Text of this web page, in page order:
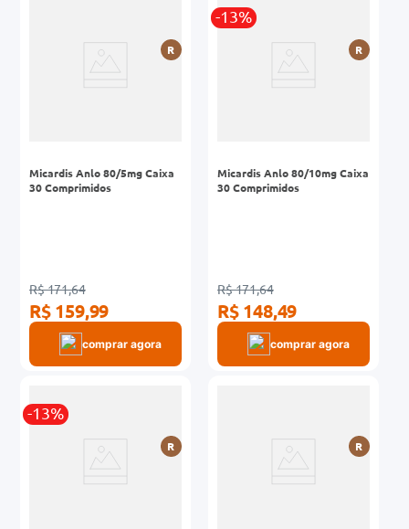
R
Micardis Anlo 80/5mg Caixa
30 Comprimidos
R$ 171,64
R$ 159,99
comprar agora
-13%
R
Micardis Anlo 80/10mg Caixa
30 Comprimidos
R$ 171,64
R$ 148,49
comprar agora
-13%
R R